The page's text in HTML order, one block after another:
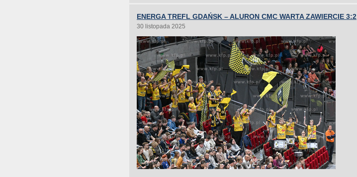
ENERGA TREFL GDAŃSK – ALURON CMC WARTA ZAWIERCIE 3:2
30 listopada 2025